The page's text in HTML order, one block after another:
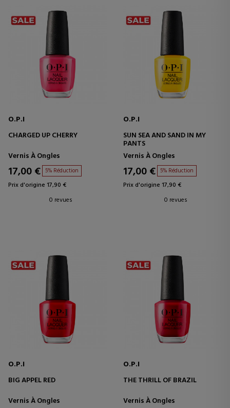
O.P.I
CHARGED UP CHERRY
Vernis À Ongles
17,00 € 5% Réduction
Prix d'origine 17,90 €
0 revues
O.P.I
SUN SEA AND SAND IN MY
PANTS
Vernis À Ongles
17,00 € 5% Réduction
Prix d'origine 17,90 €
0 revues
O.P.I
BIG APPEL RED
Vernis À Ongles
O.P.I
THE THRILL OF BRAZIL
Vernis À Ongles